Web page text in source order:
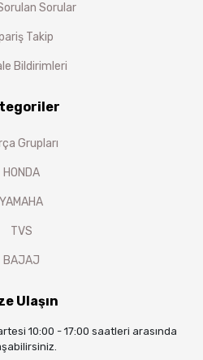
Sorular
Takip
Bildirimleri
Grupları
HONDA
YAMAHA
TVS
BAJAJ
Ulaşın
10:00 - 17:00 saatleri arasında